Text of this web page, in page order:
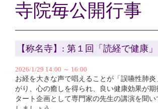
寺院毎公開行事
【称名寺】: 第１回「読経で健康」
2026/1/29 14:00 ～ 16:00
お経を大きな声で唱えることが「誤嚥性肺炎
がり、心の癒しを得られ、良い健康効果が期
タート企画として専門家の先生の講演を聞